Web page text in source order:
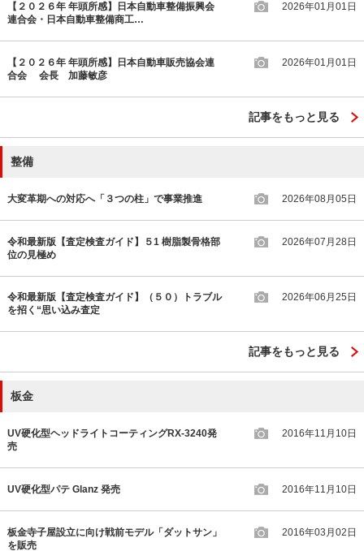
【２０２６年 年頭所感】日本自動車整備振興会
連合会・日本自動車整備商工…
2026年01月01日
【２０２６年 年頭所感】日本自動車販売協会連
合会 会長 加藤敏彦
2026年01月01日
記事をもっと見る
整備
大変革期への対応へ「３つの柱」で事業推進 2026年08月05日
令和最新版【査定検査ガイド】５1 樹脂製骨格部
位の見極め
2026年07月28日
令和最新版【査定検査ガイド】（５０）トラブル
を招く“思い込み査定
2026年06月25日
記事をもっと見る
板金
UV硬化型ヘッドライトコーティングRX-3240発
売
2016年11月10日
UV硬化型パテ Glanz 発売 2016年11月10日
板金寺子屋設立に向け戦前モデル「ダットサン」
を販売
2016年03月02日